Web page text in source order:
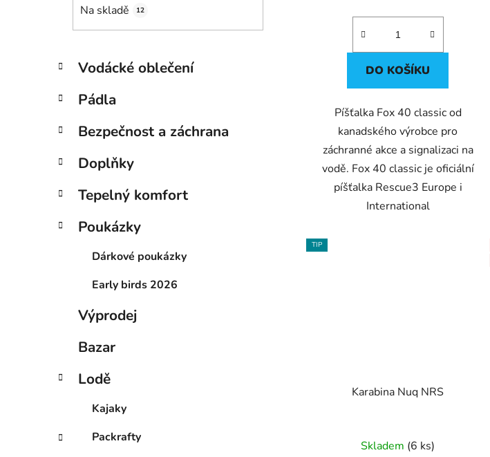
Na skladě 12
Přeskočit
kategorie
K
a
e
o
i
Vodácké oblečení
Pádla
Bezpečnost a záchrana
Doplňky
Tepelný komfort
Poukázky
Dárkové poukázky
Early birds 2026
Výprodej
Bazar
Lodě
Kajaky
Packrafty
DO KOŠÍKU
Píšťalka Fox 40 classic od
kanadského výrobce pro
záchranné akce a signalizaci na
vodě. Fox 40 classic je oficiální
píšťalka Rescue3 Europe i
International
TIP
Karabina Nuq NRS
Skladem (6 ks)